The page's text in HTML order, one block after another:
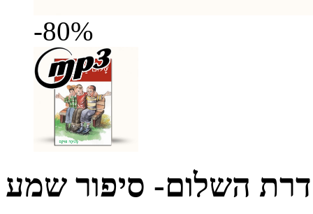
-80%
השלום- סיפור שמע